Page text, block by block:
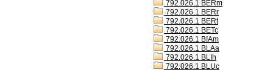
792.026.1 BERm
792.026.1 BERr
792.026.1 BERt
792.026.1 BETc
792.026.1 BIAm
792.026.1 BLAa
792.026.1 BLIh
792.026.1 BLUc